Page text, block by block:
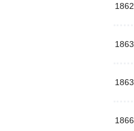
1862
1863
1863
1866